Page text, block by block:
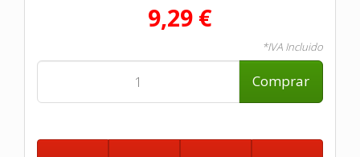
9,29 €
*IVA Incluido
Comprar